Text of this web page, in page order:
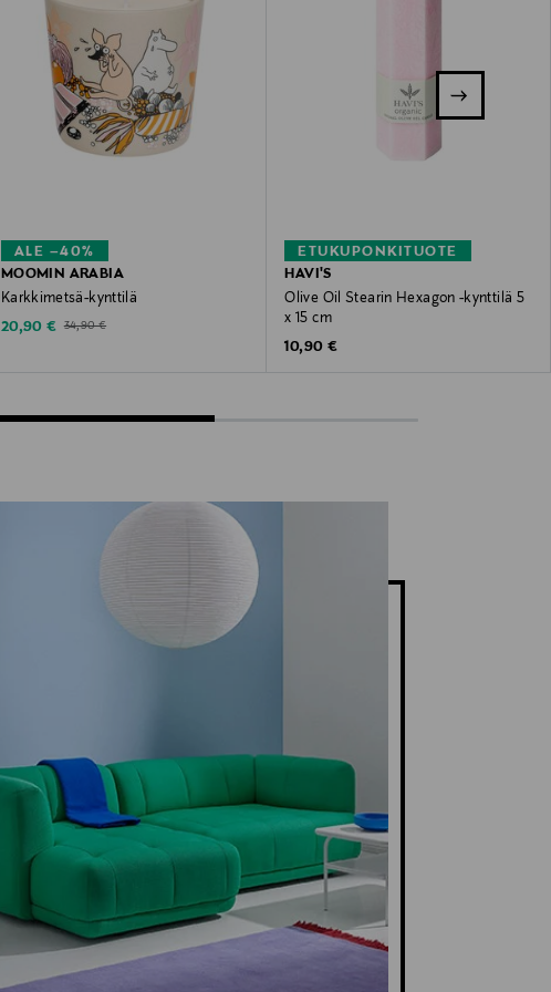
ALE –40%
MOOMIN ARABIA
Karkkimetsä-kynttilä
Discounted Price
20,90 € Original Price
34,90 €
ETUKUPONKITUOTE
HAVI'S
Olive Oil Stearin Hexagon -kynttilä 5
x 15 cm
Original Price
10,90 €